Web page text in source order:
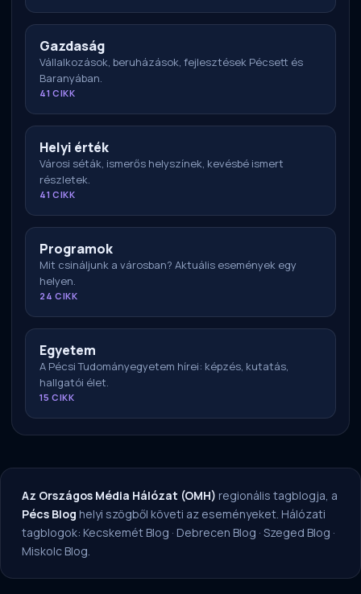
Gazdaság
Vállalkozások, beruházások, fejlesztések Pécsett és
Baranyában.
41 CIKK
Helyi érték
Városi séták, ismerős helyszínek, kevésbé ismert
részletek.
41 CIKK
Programok
Mit csináljunk a városban? Aktuális események egy
helyen.
24 CIKK
Egyetem
A Pécsi Tudományegyetem hírei: képzés, kutatás,
hallgatói élet.
15 CIKK
Az Országos Média Hálózat (OMH) regionális tagblogja, a
Pécs Blog helyi szögből követi az eseményeket. Hálózati
tagblogok: Kecskemét Blog · Debrecen Blog · Szeged Blog ·
Miskolc Blog.